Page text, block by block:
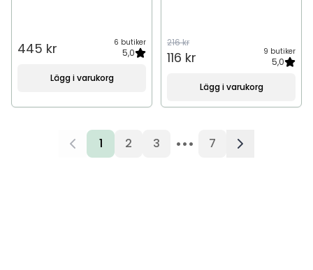
445 kr 6 butiker
5,0
Lägg i varukorg
216 kr
116 kr 9 butiker
5,0
Lägg i varukorg
1 2 3 ••• 7